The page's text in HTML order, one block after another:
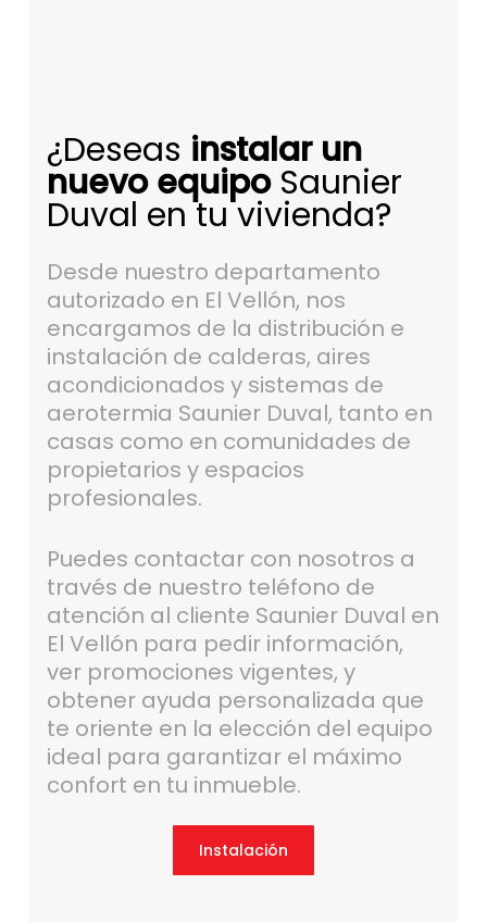
¿Deseas instalar un
nuevo equipoSaunier
Duval en tu vivienda?
Desde nuestro departamento
autorizado en El Vellón, nos
encargamos de la distribución e
instalación de calderas, aires
acondicionados y sistemas de
aerotermia Saunier Duval, tanto en
casas como en comunidades de
propietarios y espacios
profesionales.
Puedes contactar con nosotros a
través de nuestro teléfono de
atención al cliente Saunier Duval en
El Vellón para pedir información,
ver promociones vigentes, y
obtener ayuda personalizada que
te oriente en la elección del equipo
ideal para garantizar el máximo
confort en tu inmueble.
Instalación